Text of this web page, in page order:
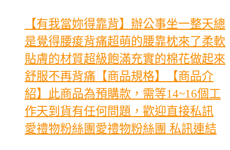
【有我當妳得靠背】辦公事坐一整天總
是覺得腰痠背痛超萌的腰靠枕來了柔軟
貼膚的材質超級飽滿充實的棉花做起來
舒服不再背痛【商品規格】【商品介
紹】此商品為預購款，需等14~16個工
作天到貨有任何問題，歡迎直接私訊
愛禮物粉絲團愛禮物粉絲團 私訊連結